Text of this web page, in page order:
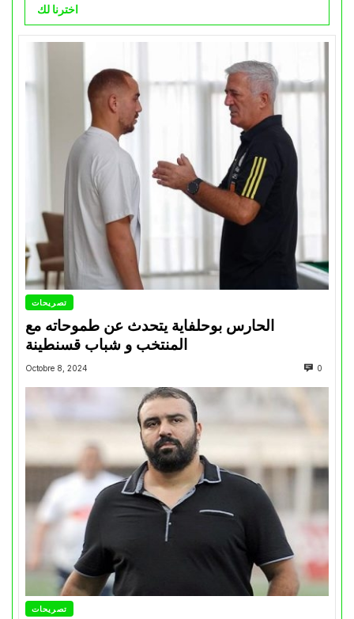
اخترنا لك
تصريحات
الحارس بوحلفاية يتحدث عن طموحاته مع
المنتخب و شباب قسنطينة
Octobre 8, 2024 0
تصريحات